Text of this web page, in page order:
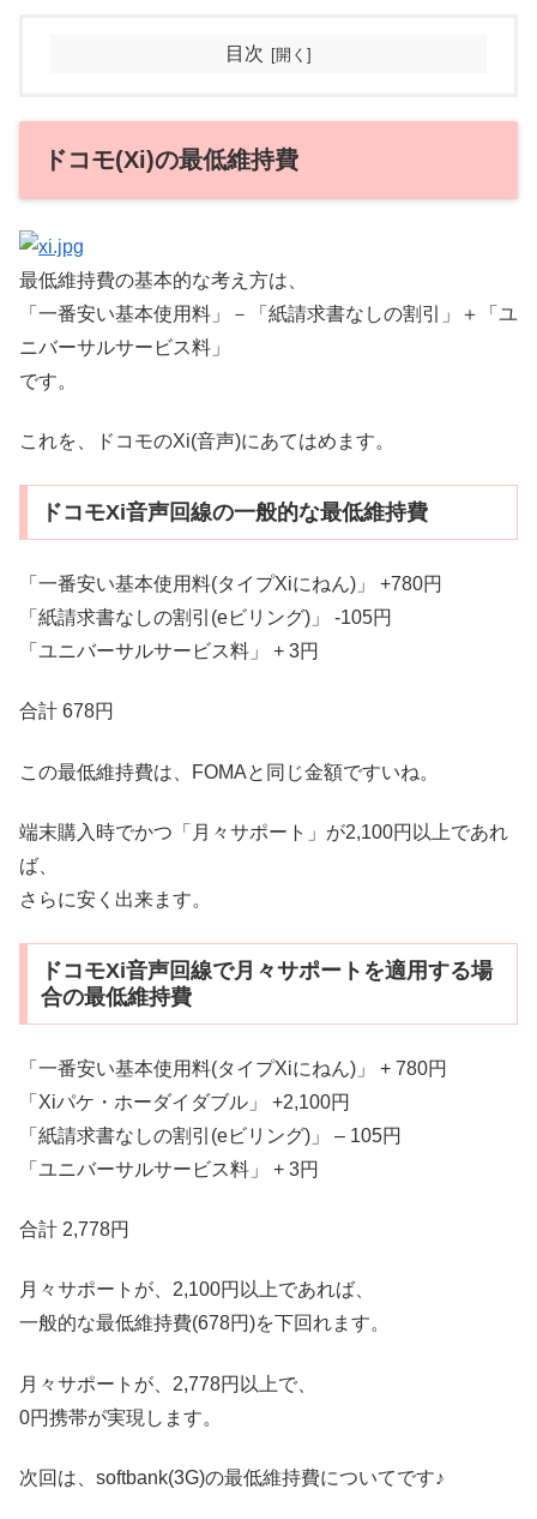
目次
ドコモ(Xi)の最低維持費
最低維持費の基本的な考え方は、
「一番安い基本使用料」－「紙請求書なしの割引」＋「ユ
ニバーサルサービス料」
です。
これを、ドコモのXi(音声)にあてはめます。
ドコモXi音声回線の一般的な最低維持費
「一番安い基本使用料(タイプXiにねん)」 +780円
「紙請求書なしの割引(eビリング)」 -105円
「ユニバーサルサービス料」 + 3円
合計 678円
この最低維持費は、FOMAと同じ金額ですいね。
端末購入時でかつ「月々サポート」が2,100円以上であれ
ば、
さらに安く出来ます。
ドコモXi音声回線で月々サポートを適用する場
合の最低維持費
「一番安い基本使用料(タイプXiにねん)」 + 780円
「Xiパケ・ホーダイダブル」 +2,100円
「紙請求書なしの割引(eビリング)」 – 105円
「ユニバーサルサービス料」 + 3円
合計 2,778円
月々サポートが、2,100円以上であれば、
一般的な最低維持費(678円)を下回れます。
月々サポートが、2,778円以上で、
0円携帯が実現します。
次回は、softbank(3G)の最低維持費についてです♪